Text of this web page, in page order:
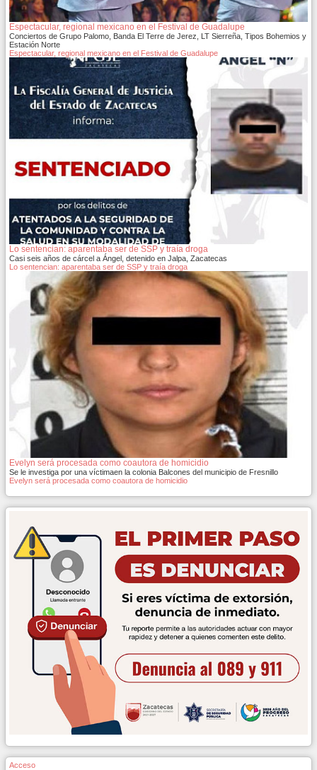
Espectacular, regional mexicano en el Festival de Guadalupe
Conciertos de Grupo Palomo, Banda El Terre de Jerez, LT Sierreña, Tipos Bohemios y
Estación Norte
Espectacular, regional mexicano en el Festival de Guadalupe
Lo sentencian: aparentaba ser de SSP y traía droga
Casi seis años de cárcel a Ángel, detenido en Jalpa, Zacatecas
Lo sentencian: aparentaba ser de SSP y traía droga
Evelyn será procesada como coautora de homicidio
Se le investiga por una víctimaen la colonia Balcones del municipio de Fresnillo
Evelyn será procesada como coautora de homicidio
Acceso